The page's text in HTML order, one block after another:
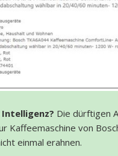
Die dürftigen
Kaffeemaschine von
einmal erahnen.